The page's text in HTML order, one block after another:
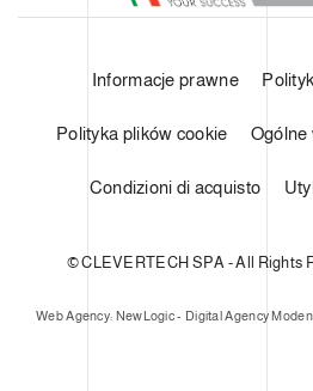
Informacje prawne
Polityka plików cookie Ogólne
Condizioni di acquisto
© CLEVERTECH SPA - All Rights
Web Agency: NewLogic - Digital Agency